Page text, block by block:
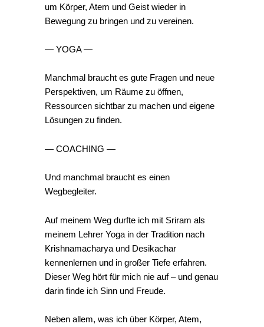
um Körper, Atem und Geist wieder in
Bewegung zu bringen und zu vereinen.
— YOGA —
Manchmal braucht es gute Fragen und neue
Perspektiven, um Räume zu öffnen,
Ressourcen sichtbar zu machen und eigene
Lösungen zu finden.
— COACHING —
Und manchmal braucht es einen
Wegbegleiter.
Auf meinem Weg durfte ich mit Sriram als
meinem Lehrer Yoga in der Tradition nach
Krishnamacharya und Desikachar
kennenlernen und in großer Tiefe erfahren.
Dieser Weg hört für mich nie auf – und genau
darin finde ich Sinn und Freude.
Neben allem, was ich über Körper, Atem,